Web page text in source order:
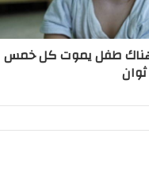
هناك طفل يموت كل خمس
ثوان